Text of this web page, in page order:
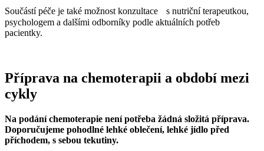
Součástí péče je také možnost konzultace s nutriční terapeutkou,
psychologem a dalšími odborníky podle aktuálních potřeb
pacientky.
Příprava na chemoterapii a období mezi
cykly
Na podání chemoterapie není potřeba žádná složitá příprava.
Doporučujeme pohodlné lehké oblečení, lehké jídlo před
příchodem, s sebou tekutiny.